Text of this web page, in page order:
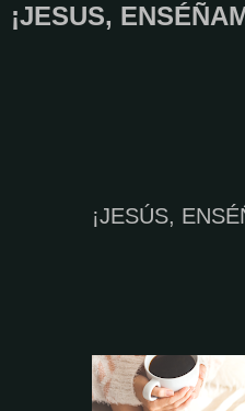
¡JESUS,
¡JESÚS,